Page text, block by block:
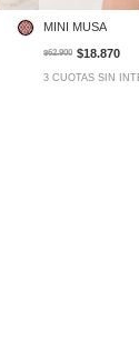
MINI MUSA
$62.900 $18.870
3 CUOTAS SIN